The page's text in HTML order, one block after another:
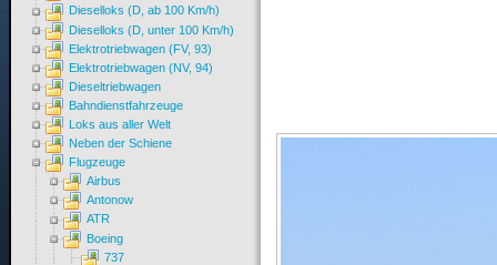
Dieselloks (D, ab 100 Km/h)
Dieselloks (D, unter 100 Km/h)
Elektrotriebwagen (FV, 93)
Elektrotriebwagen (NV, 94)
Dieseltriebwagen
Bahndienstfahrzeuge
Loks aus aller Welt
Neben der Schiene
Flugzeuge
Airbus
Antonow
ATR
Boeing
737